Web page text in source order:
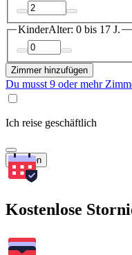
KinderAlter: 0 bis 17 J.
Zimmer hinzufügen
Du musst 9 oder mehr
Ich reise geschäftlich
Suchen
Kostenlose